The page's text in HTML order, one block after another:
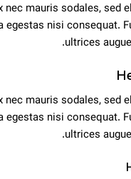
nec mauris sodales, sed
egestas nisi consequat.
ultrices
nec mauris sodales, sed
egestas nisi consequat.
ultrices